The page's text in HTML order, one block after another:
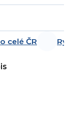
celé ČR